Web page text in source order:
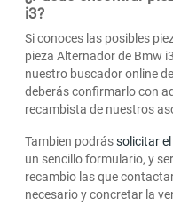
i3?
Si conoces las posibles
pieza Alternador de Bmw
nuestro buscador online
deberás confirmarlo con
recambista de nuestros
Tambien podrássolicitar
un sencillo formulario, y
recambio las que
necesario y concretar la